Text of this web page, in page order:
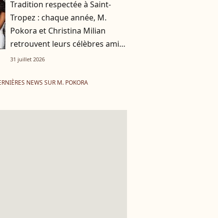
Tradition respectée à Saint-
Tropez : chaque année, M.
Pokora et Christina Milian
retrouvent leurs célèbres amis
dans ce fameux restaurant
31 juillet 2026
NEWS SUR M. POKORA